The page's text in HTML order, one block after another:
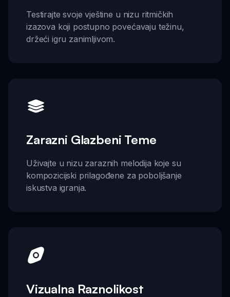
Testirajte svoje vještine u nizu ritmičkih
izazova koji postupno povećavaju težinu,
držeći igru zanimljivom.
Zarazni Glazbeni Teme
Uživajte u nizu zaraznih melodija koje su
kompozicijski prilagođene za poboljšanje
iskustva igranja.
Vizualna Raznolikost